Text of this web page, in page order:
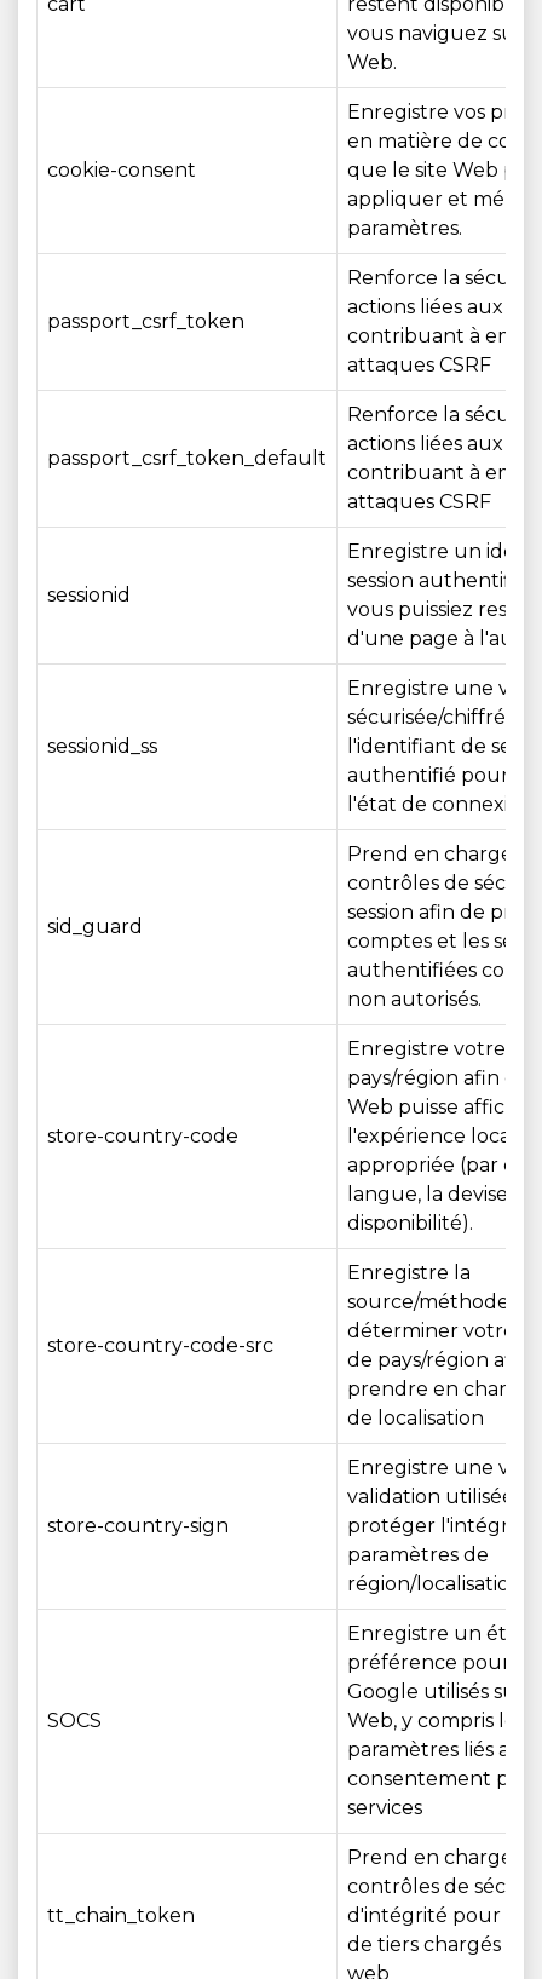
vous naviguez sur
Web.
cookie-consent
Enregistre vos
en matière de
que le site Web
appliquer et
paramètres.
passport_csrf_token
Renforce la
actions liées aux
contribuant à
attaques CSRF
passport_csrf_token_default
Renforce la
actions liées aux
contribuant à
attaques CSRF
sessionid
Enregistre un
session authentifié
vous puissiez
d'une page à
sessionid_ss
Enregistre une
sécurisée/chiffrée
l'identifiant de
authentifié pour
l'état de connexion.
sid_guard
Prend en charge
contrôles de
session afin de
comptes et les
authentifiées
non autorisés.
store-country-code
Enregistre votre
pays/région afin
Web puisse afficher
l'expérience
appropriée (par
langue, la devise, la
disponibilité).
store-country-code-src
Enregistre la
source/méthode
déterminer votre
de pays/région afin
prendre en charge
de localisation
store-country-sign
Enregistre une
validation utilisée
protéger l'intégrité
paramètres de
région/localisation
SOCS
Enregistre un état
préférence pour les
Google utilisés sur
Web, y compris les
paramètres liés au
consentement
services
tt_chain_token
Prend en charge
contrôles de
d'intégrité pour les
de tiers chargés sur
web